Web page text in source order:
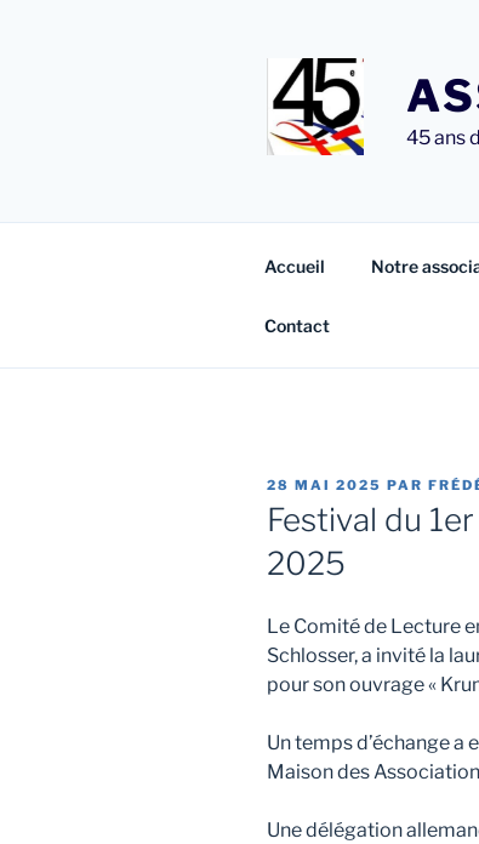
45 ans
Accueil Notre
Contact
PUBLIÉ
LE
28 MAI 2025 PAR
Festival du
2025
Le Comité de Lecture
Schlosser, a invité la
pour son ouvrage «
Un temps d’échange a
Maison des
Une délégation